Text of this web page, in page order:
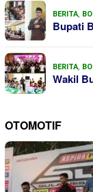
BERITA,
Bupati
BERITA,
Wakil
OTOMOTIF